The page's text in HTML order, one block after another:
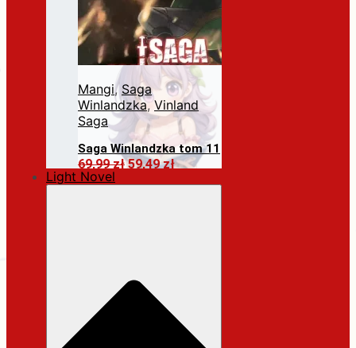
Mangi, Saga
Winlandzka, Vinland
Saga
Saga Winlandzka tom 11
69,99złPierwotna
59,49złAktualna
Dodaj do koszyka
Light Novel